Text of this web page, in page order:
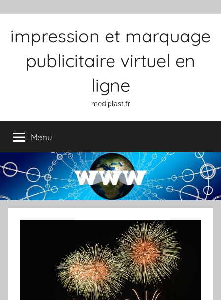
impression et marquage
publicitaire virtuel en
ligne
mediplast.fr
Menu